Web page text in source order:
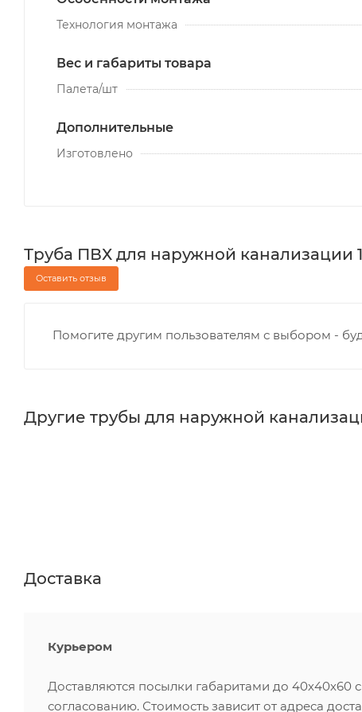
Технология монтажа
Вес и габариты товара
Палета/шт
Дополнительные
Изготовлено
Труба ПВХ для наружной канализации
Оставить отзыв
Помогите другим пользователям с выбором -
Другие трубы для наружной
Доставка
Курьером
Доставляются посылки габаритами до
согласованию. Стоимость зависит от адреса